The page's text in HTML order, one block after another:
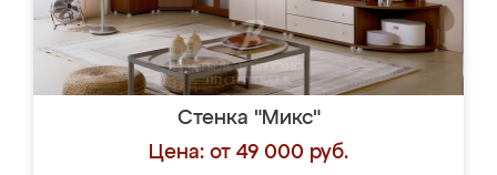
Стенка "Микс"
Цена: от 49 000 руб.